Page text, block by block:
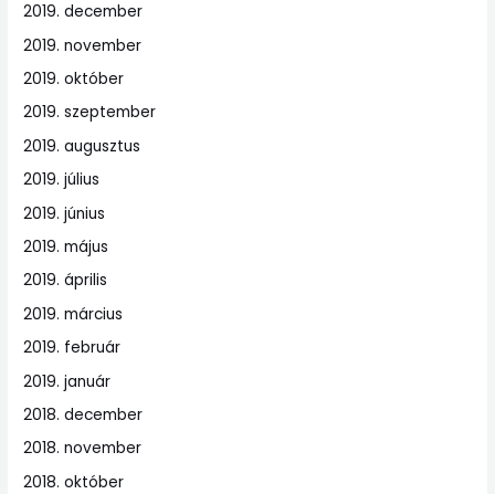
2019. december
2019. november
2019. október
2019. szeptember
2019. augusztus
2019. július
2019. június
2019. május
2019. április
2019. március
2019. február
2019. január
2018. december
2018. november
2018. október